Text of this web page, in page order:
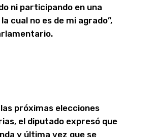
ni participando en una
cual no es de mi agrado”,
próximas elecciones
el diputado expresó que
y última vez que se